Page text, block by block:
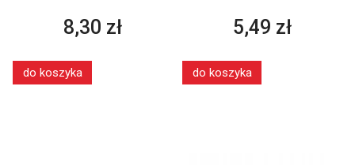
8,30 zł
do koszyka
5,49 zł
do koszyka